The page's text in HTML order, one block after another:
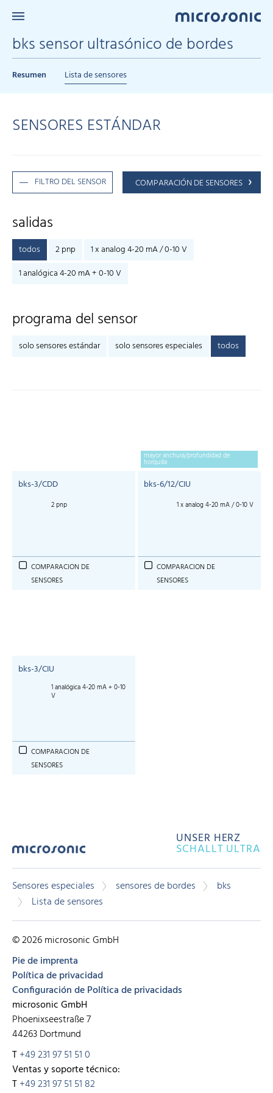
bks sensor ultrasónico de bordes
Resumen Lista de sensores
SENSORES ESTÁNDAR
FILTRO DEL SENSOR COMPARACIÓN DE SENSORES
salidas
todos 2 pnp
1 x analog 4-20 mA / 0-10 V
1 analógica 4-20 mA + 0-10 V
programa del sensor
solo sensores estándar solo sensores especiales todos
bks-3/CDD
2 pnp
COMPARACION DE
SENSORES
mayor anchura/profundidad de
horquilla
bks-6/12/CIU
1 x analog 4-20 mA / 0-10 V
COMPARACION DE
SENSORES
bks-3/CIU
1 analógica 4-20 mA + 0-10
V
COMPARACION DE
SENSORES
UNSER HERZ
SCHALLT ULTRA
Sensores especiales sensores de bordes
bks
Lista de sensores
© 2026 microsonic GmbH
Pie de imprenta
Política de privacidad
Configuración de Política de privacidads
microsonic GmbH
Phoenixseestraße 7
44263 Dortmund
T+49 231 97 51 51 0
Ventas y soporte técnico:
T+49 231 97 51 51 82